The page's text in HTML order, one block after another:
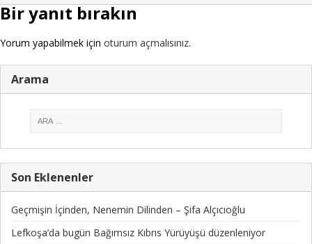
Bir yanıt bırakın
Yorum yapabilmek için oturum açmalısınız.
Arama
Son Eklenenler
Geçmişin İçinden, Nenemin Dilinden – Şifa Alçıcıoğlu
Lefkoşa’da bugün Bağımsız Kıbrıs Yürüyüşü düzenleniyor